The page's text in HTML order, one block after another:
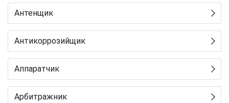
Антенщик
Антикоррозийщик
Аппаратчик
Арбитражник